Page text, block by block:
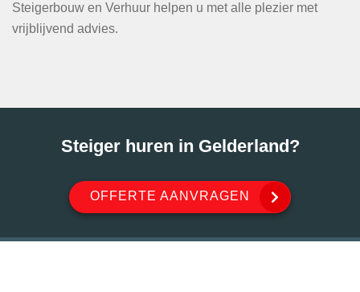
Steigerbouw en Verhuur helpen u met alle plezier met
vrijblijvend advies.
Steiger huren in Gelderland?
OFFERTE AANVRAGEN